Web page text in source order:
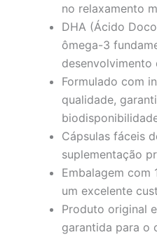
no relaxamento
DHA (Ácido
ômega-3
desenvolvimento
Formulado com
qualidade,
Cápsulas fáceis
suplementação
Embalagem com
um excelente
Produto original
garantida para o